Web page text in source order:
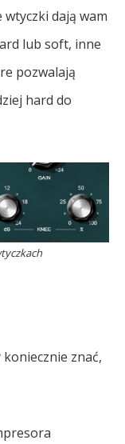
dają wam
lub soft, inne
pozwalają
hard do
znać,